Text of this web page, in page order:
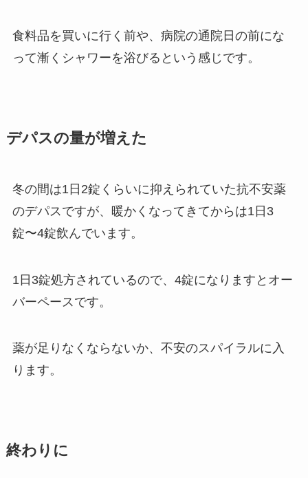
食料品を買いに行く前や、病院の通院日の前にな
って漸くシャワーを浴びるという感じです。
デパスの量が増えた
冬の間は1日2錠くらいに抑えられていた抗不安薬
のデパスですが、暖かくなってきてからは1日3
錠〜4錠飲んでいます。
1日3錠処方されているので、4錠になりますとオー
バーペースです。
薬が足りなくならないか、不安のスパイラルに入
ります。
終わりに